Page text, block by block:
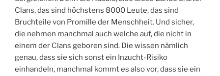
Clans, das sind höchstens 8000 Leute, das sind
Bruchteile von Promille der Menschheit. Und sicher,
die nehmen manchmal auch welche auf, die nicht in
einem der Clans geboren sind. Die wissen nämlich
genau, dass sie sich sonst ein Inzucht-Risiko
einhandeln, manchmal kommt es also vor, dass sie ein